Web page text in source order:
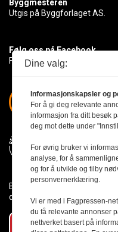
Byggmesteren
Utgis på Byggforlaget AS.
Følg oss på Facebook
Få med deg det siste innen
Byggmesteren følger Vær
den er nedfelt i
Abonner på vårt
Dine valg:
Informasjonskapsler og
For å gi deg relevante
informasjon fra ditt besøk
deg mot dette under
For øvrig bruker vi
analyse, for å
og for å utvikle og tilby
personvernerklæring.
Vi er med i Fagpressen-
du få relevante annonser
nettverket basert på